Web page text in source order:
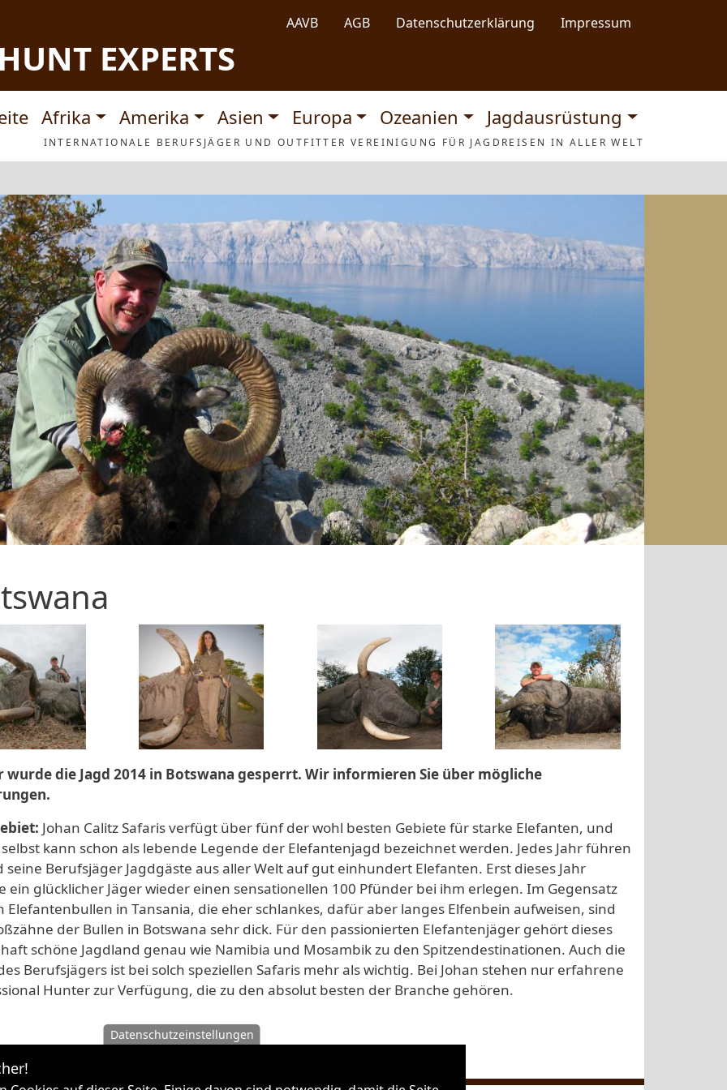
AAVB AGB Datenschutzerklärung Impressum
EXPERTS
Afrika Amerika Asien Europa Ozeanien Jagdausrüstung
INTERNATIONALE BERUFSJÄGER UND OUTFITTER VEREINIGUNG FÜR JAGDREISEN IN ALLER WELT
wurde die Jagd 2014 in Botswana gesperrt. Wir informieren Sie über mögliche
Johan Calitz Safaris verfügt über fünf der wohl besten Gebiete für starke Elefanten, und
selbst kann schon als lebende Legende der Elefantenjagd bezeichnet werden. Jedes Jahr führen
seine Berufsjäger Jagdgäste aus aller Welt auf gut einhundert Elefanten. Erst dieses Jahr
ein glücklicher Jäger wieder einen sensationellen 100 Pfünder bei ihm erlegen. Im Gegensatz
Elefantenbullen in Tansania, die eher schlankes, dafür aber langes Elfenbein aufweisen, sind
der Bullen in Botswana sehr dick. Für den passionierten Elefantenjäger gehört dieses
schöne Jagdland genau wie Namibia und Mosambik zu den Spitzendestinationen. Auch die
Berufsjägers ist bei solch speziellen Safaris mehr als wichtig. Bei Johan stehen nur erfahrene
Hunter zur Verfügung, die zu den absolut besten der Branche gehören.
Datenschutzeinstellungen